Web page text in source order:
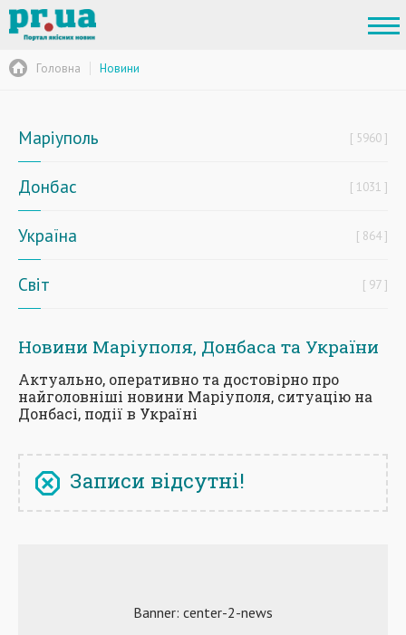
Головна Новини
Маріуполь 5960
Донбас 1031
Україна 864
Світ 97
Новини Маріуполя, Донбаса та України
Актуально, оперативно та достовірно про
найголовніші новини Маріуполя, ситуацію на
Донбасі, події в Україні
Записи відсутні!